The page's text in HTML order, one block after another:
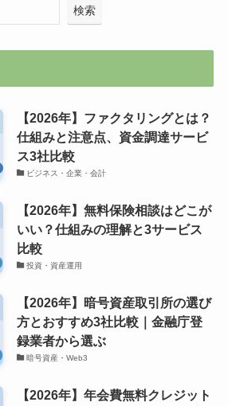
検索
【2026年】ファクタリングとは？
仕組みと注意点、資金調達サービ
ス3社比較
ビジネス・企業・会計
【2026年】無料保険相談はどこが
いい？仕組みの理解と3サービス
比較
投資・資産運用
【2026年】暗号資産取引所の選び
方とおすすめ3社比較｜金融庁登
録業者から選ぶ
暗号資産・Web3
【2026年】年会費無料クレジット